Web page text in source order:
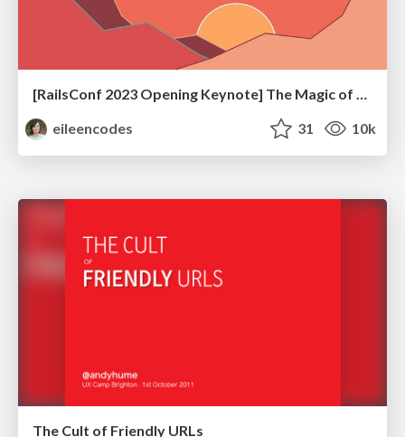
[RailsConf 2023 Opening Keynote] The Magic of Rails
eileencodes
31 10k
The Cult of Friendly URLs